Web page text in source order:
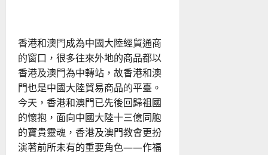
教
使
命
｜
林
日
峰
香港和澳門成為中國大陸經貿通商
的窗口，很多往來外地的商品都以
香港及澳門為中轉站，故香港和澳
門也是中國大陸貿易商品的平臺。
今天，香港和澳門已先後回歸祖國
的懷抱，面向中國大陸十三億同胞
的寶貴靈魂，香港及澳門教會更扮
演著前所未有的重要角色——作福